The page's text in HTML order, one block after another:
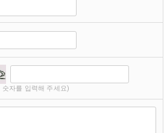
숫자를 입력해 주세요)